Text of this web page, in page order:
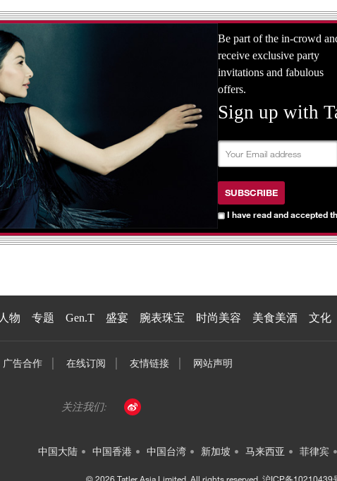
Be part of the in-crowd
receive exclusive party
invitations and fabulous
offers.
Sign up with
SUBSCRIBE
I have read and accepted
人物 专题 Gen.T 盛宴 腕表珠宝 时尚美容 美食美酒 文化
广告合作 在线订阅 友情链接 网站声明
中国大陆 中国香港 中国台湾 新加坡 马来西亚 菲律宾